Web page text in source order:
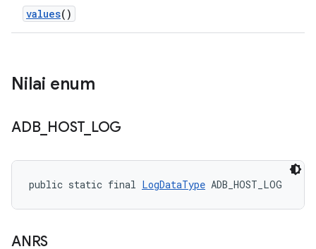
values()
Nilai enum
ADB_ HOST_ LOG
public static final LogDataType ADB_HOST_LOG
ANRS